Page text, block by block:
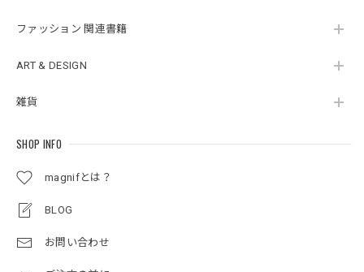
ファッション 関連書籍
ART & DESIGN
雑貨
SHOP INFO
magnifとは？
BLOG
お問い合わせ